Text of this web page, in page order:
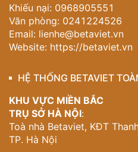
Khiếu nại: 0968905551
Văn phòng: 0241224526
Email: lienhe@betaviet.vn
Website: https://betaviet.vn
HỆ THỐNG BETAVIET
KHU VỰC MIỀN BẮC
TRỤ SỞ HÀ NỘI:
Toà nhà Betaviet, KĐT
TP. Hà Nội